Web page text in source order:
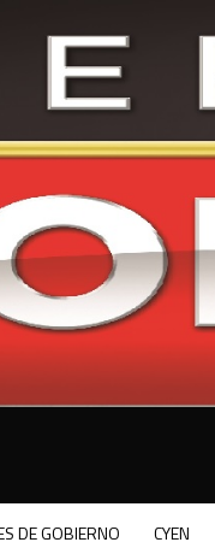
DE GOBIERNO CYEN